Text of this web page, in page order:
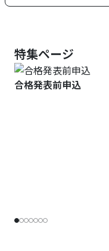
特集ページ
合格発表前申込